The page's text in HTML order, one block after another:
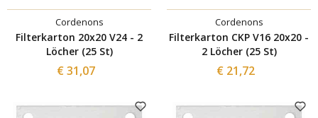
Cordenons
Filterkarton 20x20 V24 - 2
Löcher (25 St)
€ 31,07
Cordenons
Filterkarton CKP V16 20x20 -
2 Löcher (25 St)
€ 21,72